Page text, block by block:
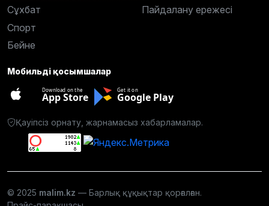
Сұхбат
Спорт
Бейне
Пайдалану ережесі
Мобильді қосымшалар
Download on the
App Store
Get it on
Google Play
Қауіпсіз орнату, жарнамасыз хабарламалар.
© 2025 malim.kz — Барлық құқықтар қорғалған.